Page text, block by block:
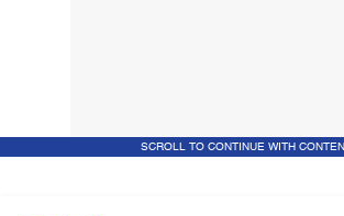
SCROLL TO CONTINUE WITH